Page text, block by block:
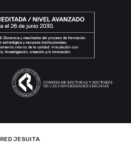
RED JESUITA